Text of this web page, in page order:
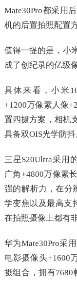
Mate30Pro都采用
机的后置拍照配置方
值得一提的是，小
成了创纪录的亿级
具体来看，小米
+1200万像素人像
置四摄方案，相机
具备双OIS光学防
三星S20Ultra采用
广角+4800万像素
强的解析力，在分
学变焦以及最高支
在拍照摄像上都有
华为Mate30Pro采
电影摄像头+1600
摄组合，拥有7680